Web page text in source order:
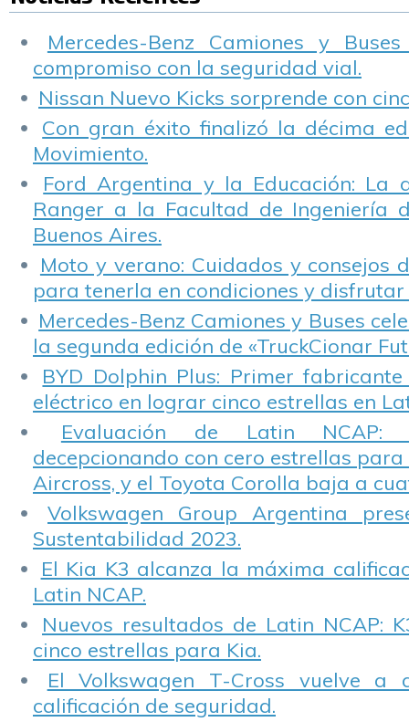
Mercedes-Benz Camiones y
compromiso con la seguridad vial.
Nissan Nuevo Kicks sorprende con
Con gran éxito finalizó la décima
Movimiento.
Ford Argentina y la Educación: La
Ranger a la Facultad de Ingeniería
Buenos Aires.
Moto y verano: Cuidados y consejos
para tenerla en condiciones y disfrutar
Mercedes-Benz Camiones y Buses
la segunda edición de «TruckCionar
BYD Dolphin Plus: Primer
eléctrico en lograr cinco estrellas en
Evaluación de Latin NCAP:
decepcionando con cero estrellas para
Aircross, y el Toyota Corolla baja a
Volkswagen Group Argentina
Sustentabilidad 2023.
El Kia K3 alcanza la máxima
Latin NCAP.
Nuevos resultados de Latin NCAP:
cinco estrellas para Kia.
El Volkswagen T-Cross vuelve a
calificación de seguridad.